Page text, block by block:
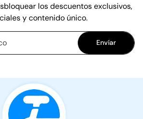
los descuentos exclusivos,
y contenido único.
Envíar